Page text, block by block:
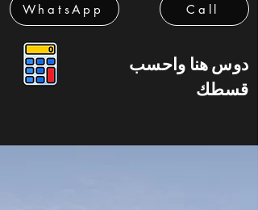
WhatsApp Call
دوس هنا واحسب
قسطك